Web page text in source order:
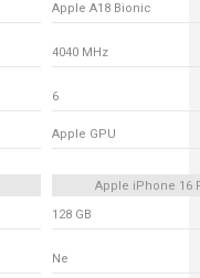
Apple A18 Bionic
4040 MHz
6
Apple GPU
Apple iPhone 16
128 GB
Ne